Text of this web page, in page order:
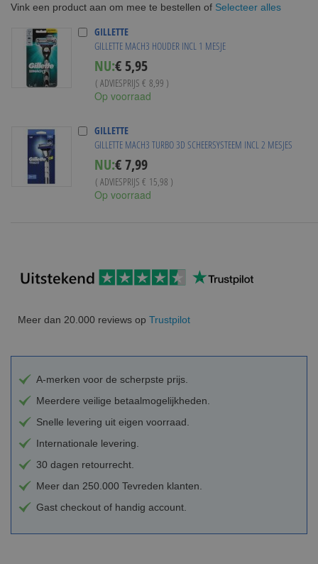
Vink een product aan om mee te bestellen of Selecteer alles
GILLETTE
GILLETTE MACH3 HOUDER INCL 1 MESJE
NU:Special
Price
€ 5,95
( ADVIESPRIJS € 8,99 )
Op voorraad
GILLETTE
GILLETTE MACH3 TURBO 3D SCHEERSYSTEEM INCL 2 MESJES
NU:Special
Price
€ 7,99
( ADVIESPRIJS € 15,98 )
Op voorraad
Meer dan 20.000 reviews op Trustpilot
A-merken voor de scherpste prijs.
Meerdere veilige betaalmogelijkheden.
Snelle levering uit eigen voorraad.
Internationale levering.
30 dagen retourrecht.
Meer dan 250.000 Tevreden klanten.
Gast checkout of handig account.